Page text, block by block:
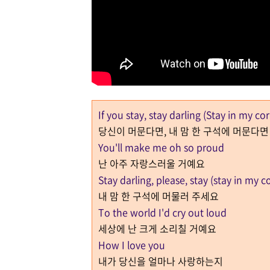
If you stay, stay darling (Stay in my
당신이 머문다면, 내 맘 한 구석에 머문다면
You'll make me oh so proud
난 아주 자랑스러울 거예요
Stay darling, please, stay (stay in my
내 맘 한 구석에 머물러 주세요
To the world I'd cry out loud
세상에 난 크게 소리칠 거예요
How I love you
내가 당신을 얼마나 사랑하는지